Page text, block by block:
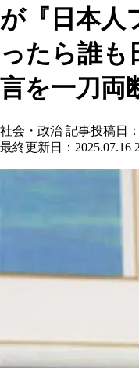
が『日本人
ったら誰も
言を一刀両
社会・政治 記事投稿日
最終更新日：2025.07.16